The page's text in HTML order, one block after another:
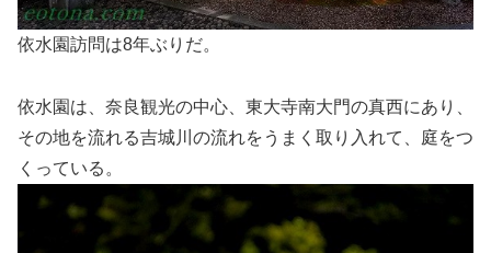
依水園訪問は8年ぶりだ。
依水園は、奈良観光の中心、東大寺南大門の真西にあり、
その地を流れる吉城川の流れをうまく取り入れて、庭をつ
くっている。